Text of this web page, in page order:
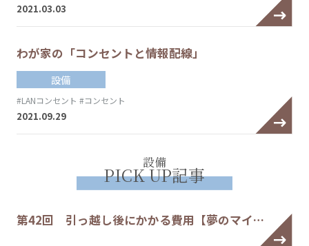
2021.03.03
わが家の「コンセントと情報配線」
設備
#LANコンセント #コンセント
2021.09.29
設備
PICK UP記事
第42回 引っ越し後にかかる費用【夢のマイ…